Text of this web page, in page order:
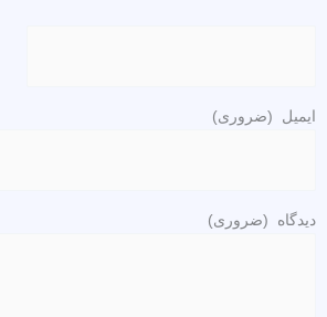
ایمیل (ضروری)
دیدگاه (ضروری)